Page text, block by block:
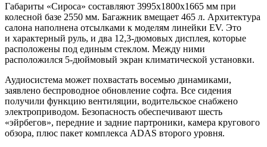
Габариты «Сироса» составляют 3995х1800х1665 мм при
колесной базе 2550 мм. Багажник вмещает 465 л. Архитектура
салона наполнена отсылками к моделям линейки EV. Это
и характерный руль, и два 12,3-дюмовых дисплея, которые
расположены под единым стеклом. Между ними
расположился 5-дюймовый экран климатической установки.
Аудиосистема может похвастать восемью динамиками,
заявлено беспроводное обновление софта. Все сидения
получили функцию вентиляции, водительское снабжено
электроприводом. Безопасность обеспечивают шесть
«эйрбегов», передние и задние партроники, камера кругового
обзора, плюс пакет комплекса ADAS второго уровня.